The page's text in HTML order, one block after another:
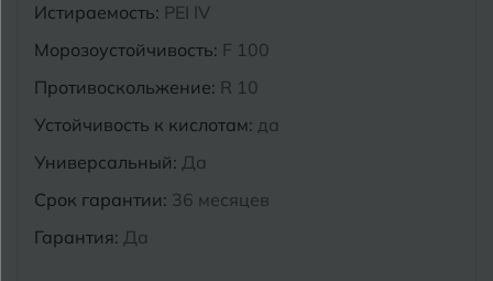
Истираемость: PEI IV
Морозоустойчивость: F 100
Противоскольжение: R 10
Устойчивость к кислотам: да
Универсальный: Да
Срок гарантии: 36 месяцев
Гарантия: Да